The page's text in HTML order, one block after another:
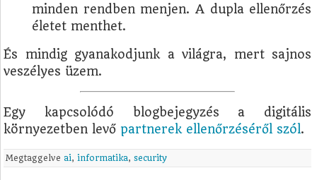
minden rendben menjen. A dupla ellenőrzés
életet menthet.
És mindig gyanakodjunk a világra, mert sajnos
veszélyes üzem.
Egy kapcsolódó blogbejegyzés a digitális
környezetben levőpartnerek ellenőrzéséről szól.
Megtaggelveai, informatika,security